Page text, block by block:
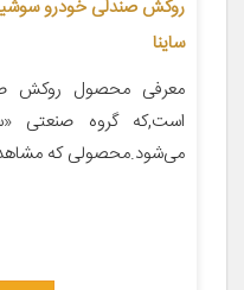
ساینا
معرفی محصول روکش
می‌شود.محصولی که